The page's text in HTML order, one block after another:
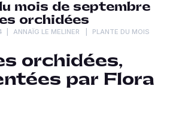
mois de septembre
orchidées
ANNAÏG LE MELINER PLANTE DU MOIS
orchidées,
par Flora